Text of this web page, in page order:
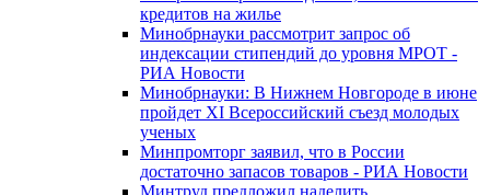
кредитов на жилье
Минобрнауки рассмотрит запрос об
индексации стипендий до уровня МРОТ -
РИА Новости
Минобрнауки: В Нижнем Новгороде в июне
пройдет XI Всероссийский съезд молодых
ученых
Минпромторг заявил, что в России
достаточно запасов товаров - РИА Новости
Минтруд предложил наделить